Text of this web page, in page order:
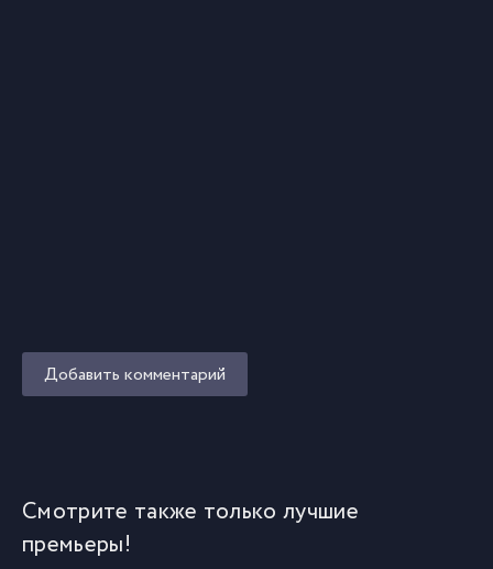
Добавить комментарий
Смотрите также только лучшие
премьеры!